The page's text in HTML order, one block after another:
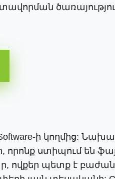
ի կողմից:
որոնք ստիպում են
ովքեր պետք է